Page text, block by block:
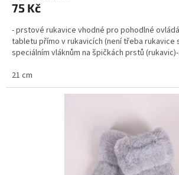
75 Kč
- prstové rukavice vhodné pro pohodlné
tabletu přímo v rukavicích (není třeba rukavice
speciálním vláknům na špičkách prstů (rukavic)-
21 cm